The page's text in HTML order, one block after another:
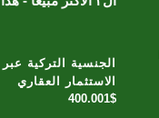
الجنسية التركية عبر
الاستثمار العقاري
400.001$